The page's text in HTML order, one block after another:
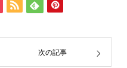
次の記事